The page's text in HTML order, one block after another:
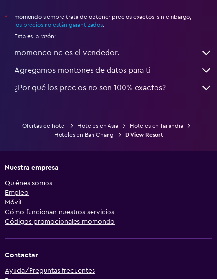
*
momondo siempre trata de obtener precios exactos, sin embargo,
los precios no están garantizados
Esta es la razón:
momondo no es el vendedor.
Agregamos montones de datos para ti
¿Por qué los precios no son 100% exactos?
Ofertas de hotel Hoteles en Asia
Hoteles en Tailandia
Hoteles en Ban Chang
D View Resort
Nuestra empresa
Quiénes somos
Empleo
Móvil
Cómo funcionan nuestros servicios
Códigos promocionales momondo
Contactar
Ayuda/Preguntas frecuentes